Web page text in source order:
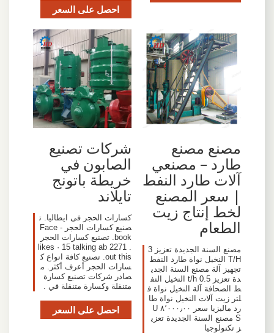
احصل على السعر
مصنع مصنع
طارد – مصنعي
آلات طارد النفط
| سعر المصنع
لخط إنتاج زيت
الطعام
مصنع السنة الجديدة تعزيز 3
T/H النخيل نواة طارد النفط
تجهيز آلة مصنع السنة الجدي
دة تعزيز 0.5 t/h النخيل النف
ط الصحافة آلة النخيل نواة ف
لتر زيت آلات النخيل نواة طا
رد ماليزيا سعر ٨٬٠٠٠٫٠٠ U
S مصنع السنة الجديدة تعزي
ز تكنولوجيا
شركات تصنيع
الصابون في
خريطة باتونج
تايلاند
كسارات الحجر فى ايطاليا. ت
صنيع كسارات الحجر - Face
book. تصنيع كسارات الحجر
. 2271 likes · 15 talking ab
out this. تصنيع كافة انواع ك
سارات الحجر أعرف أكثر. م
صادر شركات تصنيع كسارة
متنقلة وكسارة متنقلة في .
احصل على السعر